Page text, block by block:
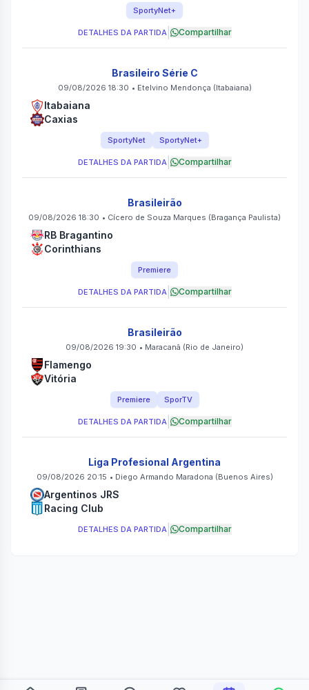
SportyNet+
DETALHES DA PARTIDA| Compartilhar
Brasileiro Série C
09/08/2026 18:30 • Etelvino Mendonça (Itabaiana)
Itabaiana
Caxias
SportyNet SportyNet+
DETALHES DA PARTIDA| Compartilhar
Brasileirão
09/08/2026 18:30 • Cícero de Souza Marques (Bragança Paulista)
RB Bragantino
Corinthians
Premiere
DETALHES DA PARTIDA| Compartilhar
Brasileirão
09/08/2026 19:30 • Maracanã (Rio de Janeiro)
Flamengo
Vitória
Premiere SporTV
DETALHES DA PARTIDA| Compartilhar
Liga Profesional Argentina
09/08/2026 20:15 • Diego Armando Maradona (Buenos Aires)
Argentinos JRS
Racing Club
DETALHES DA PARTIDA| Compartilhar